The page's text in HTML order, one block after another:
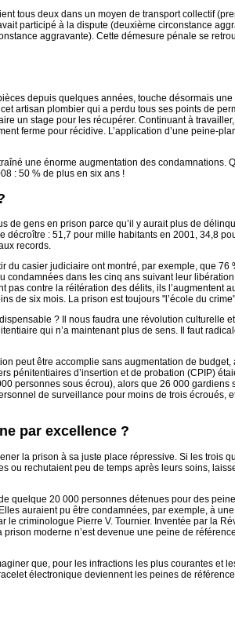
tous deux dans un moyen de transport collectif
participé à la dispute (deuxième circonstance
aggravante). Cette démesure pénale se
depuis quelques années, touche désormais une
artisan plombier qui a perdu tous ses points de
un stage pour les récupérer. Continuant à
ferme pour récidive. L’application d’une peine-
une énorme augmentation des condamnations.
: 50 % de plus en six ans !
de gens en prison parce qu’il y aurait plus de
décroître : 51,7 pour mille habitants en 2001, 34,8
records.
du casier judiciaire ont montré, par exemple, que 76
condamnées dans les cinq ans suivant leur
contre la réitération des délits, ils l’augmentent
de six mois. La prison est toujours "l’école du
? Il nous faudra une révolution culturelle
qui n’a maintenant plus de sens. Il faut
peut être accomplie sans augmentation de
pénitentiaires d’insertion et de probation (CPIP)
personnes sous écrou), alors que 26 000 gardiens
de surveillance pour moins de trois écroués,
par excellence ?
la prison à sa juste place répressive. Si les trois
ou rechutaient peu de temps après leurs soins,
quelque 20 000 personnes détenues pour des
auraient pu être condamnées, par exemple, à
criminologue Pierre V. Tournier. Inventée par la
moderne n’est devenue une peine de
que, pour les infractions les plus courantes et
électronique deviennent les peines de